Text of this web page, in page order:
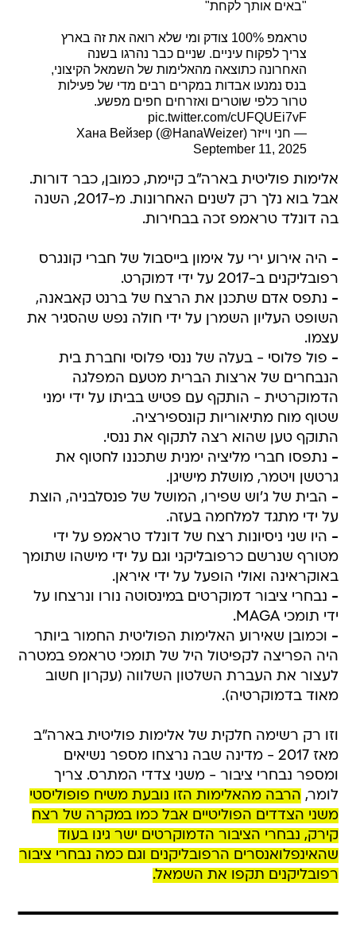
"באים אותך לקחת"
טראמפ 100% צודק ומי שלא רואה את זה בארץ
צריך לפקוח עיניים. שניים כבר נהרגו בשנה
האחרונה כתוצאה מהאלימות של השמאל הקיצוני,
בנס נמנעו אבדות במקרים רבים מדי של פעילות
טרור כלפי שוטרים ואזרחים חפים מפשע.
pic.twitter.com/cUFQUEi7vF
— חני וייזר Хана Вейзер (@HanaWeizer)
September 11, 2025
אלימות פוליטית בארה"ב קיימת, כמובן, כבר דורות.
אבל בוא נלך רק לשנים האחרונות. מ-2017, השנה
בה דונלד טראמפ זכה בבחירות.
- היה אירוע ירי על אימון בייסבול של חברי קונגרס
רפובליקנים ב-2017 על ידי דמוקרט.
- נתפס אדם שתכנן את הרצח של ברנט קאבאנה,
השופט העליון השמרן על ידי חולה נפש שהסגיר את
עצמו.
- פול פלוסי - בעלה של ננסי פלוסי וחברת בית
הנבחרים של ארצות הברית מטעם המפלגה
הדמוקרטית - הותקף עם פטיש בביתו על ידי ימני
שטוף מוח מתיאוריות קונספירציה.
התוקף טען שהוא רצה לתקוף את ננסי.
- נתפסו חברי מליציה ימנית שתכננו לחטוף את
גרטשן ויטמר, מושלת מישיגן.
- הבית של ג'וש שפירו, המושל של פנסלבניה, הוצת
על ידי מתגד למלחמה בעזה.
- היו שני ניסיונות רצח של דונלד טראמפ על ידי
מטורף שנרשם כרפובליקני וגם על ידי מישהו שתומך
באוקראינה ואולי הופעל על ידי איראן.
- נבחרי ציבור דמוקרטים במינסוטה נורו ונרצחו על
ידי תומכי MAGA.
- וכמובן שאירוע האלימות הפוליטית החמור ביותר
היה הפריצה לקפיטול היל של תומכי טראמפ במטרה
לעצור את העברת השלטון השלווה (עקרון חשוב
מאוד בדמוקרטיה).
וזו רק רשימה חלקית של אלימות פוליטית בארה"ב
מאז 2017 - מדינה שבה נרצחו מספר נשיאים
ומספר נבחרי ציבור - משני צדדי המתרס. צריך
לומר, הרבה מהאלימות הזו נובעת משיח פופוליסטי
משני הצדדים הפוליטיים אבל כמו במקרה של רצח
קירק, נבחרי הציבור הדמוקרטים ישר גינו בעוד
שהאינפלואנסרים הרפובליקנים וגם כמה נבחרי ציבור
רפובליקנים תקפו את השמאל.